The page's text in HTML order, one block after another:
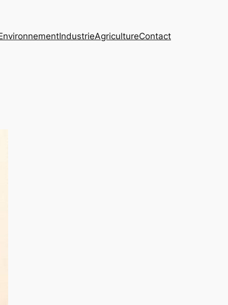
IndustrieAgricultureContact